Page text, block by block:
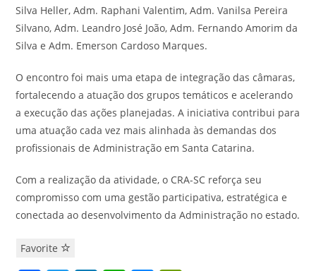
Silva Heller, Adm. Raphani Valentim, Adm. Vanilsa Pereira
Silvano, Adm. Leandro José João, Adm. Fernando Amorim da
Silva e Adm. Emerson Cardoso Marques.
O encontro foi mais uma etapa de integração das câmaras,
fortalecendo a atuação dos grupos temáticos e acelerando
a execução das ações planejadas. A iniciativa contribui para
uma atuação cada vez mais alinhada às demandas dos
profissionais de Administração em Santa Catarina.
Com a realização da atividade, o CRA-SC reforça seu
compromisso com uma gestão participativa, estratégica e
conectada ao desenvolvimento da Administração no estado.
Favorite